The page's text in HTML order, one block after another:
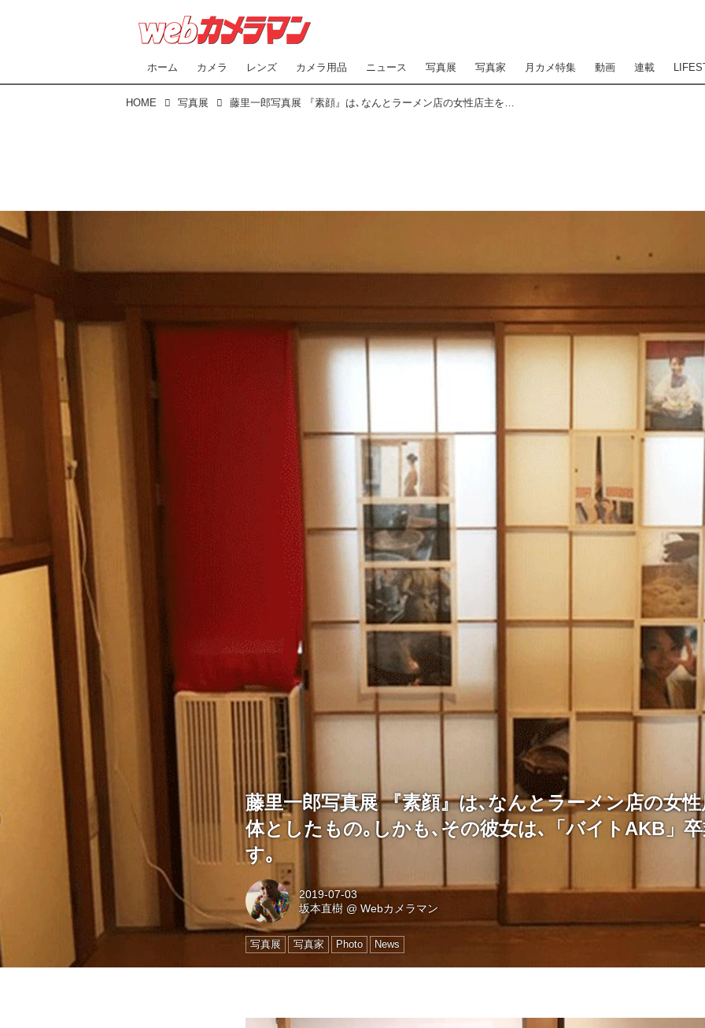
ホーム カメラ レンズ カメラ用品 ニュース 写真展 写真家 月カメ特集 動画 連載
HOME 写真展 藤里一郎写真展 『素顔』は､なんとラーメン店の女性店主を被写体としたもの｡しかも､その彼女は､「バイトAKB」卒業者なんです｡
藤里一郎写真展 『素顔』は､なんとラーメン店の女
体としたもの｡しかも､その彼女は､「バイトAKB」
す｡
2019-07-03
坂本直樹 @Webカメラマン
写真展 写真家 Photo News